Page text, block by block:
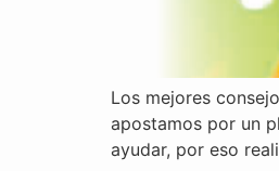
Los mejores
apostamos por un
ayudar, por eso